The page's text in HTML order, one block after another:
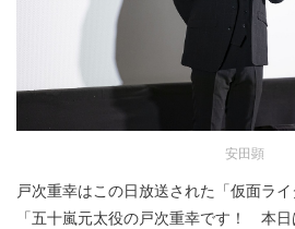
安田顕
戸次重幸はこの日放送された「仮面ラ
「五十嵐元太役の戸次重幸です！ 本